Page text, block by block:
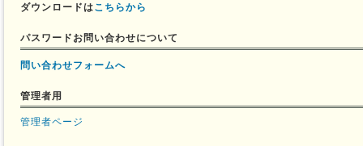
ダウンロードはこちらから
パスワードお問い合わせについて
問い合わせフォームへ
管理者用
管理者ページ